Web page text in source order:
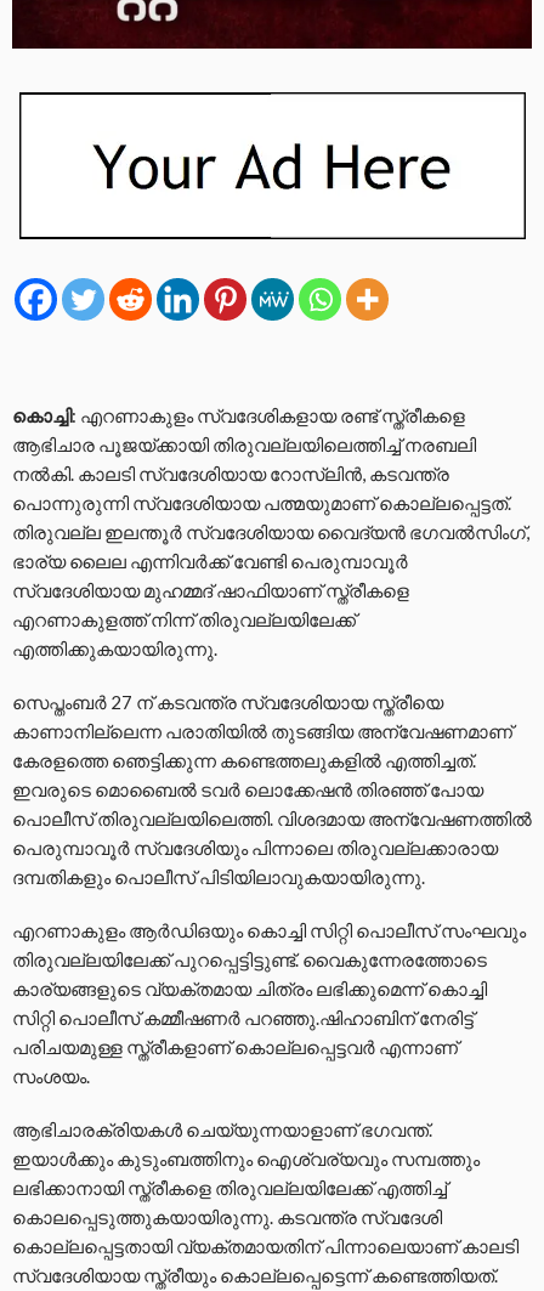
കൊച്ചി: എറണാകുളം സ്വദേശികളായ രണ്ട് സ്ത്രീകളെ
ആഭിചാര പൂജയ്ക്കായി തിരുവല്ലയിലെത്തിച്ച് നരബലി
നൽകി. കാലടി സ്വദേശിയായ റോസ്‌ലിൻ, കടവന്ത്ര
പൊന്നുരുന്നി സ്വദേശിയായ പത്മയുമാണ് കൊല്ലപ്പെട്ടത്.
തിരുവല്ല ഇലന്തൂർ സ്വദേശിയായ വൈദ്യൻ ഭഗവൽസിംഗ്,
ഭാര്യ ലൈല എന്നിവർക്ക് വേണ്ടി പെരുമ്പാവൂർ
സ്വദേശിയായ മുഹമ്മദ് ഷാഫിയാണ് സ്ത്രീകളെ
എറണാകുളത്ത് നിന്ന് തിരുവല്ലയിലേക്ക്
എത്തിക്കുകയായിരുന്നു.
സെപ്തംബർ 27 ന് കടവന്ത്ര സ്വദേശിയായ സ്ത്രീയെ
കാണാനില്ലെന്ന പരാതിയിൽ തുടങ്ങിയ അന്വേഷണമാണ്
കേരളത്തെ ഞെട്ടിക്കുന്ന കണ്ടെത്തലുകളിൽ എത്തിച്ചത്.
ഇവരുടെ മൊബൈൽ ടവർ ലൊക്കേഷൻ തിരഞ്ഞ് പോയ
പൊലീസ് തിരുവല്ലയിലെത്തി. വിശദമായ അന്വേഷണത്തിൽ
പെരുമ്പാവൂർ സ്വദേശിയും പിന്നാലെ തിരുവല്ലക്കാരായ
ദമ്പതികളും പൊലീസ് പിടിയിലാവുകയായിരുന്നു.
എറണാകുളം ആർഡിഒയും കൊച്ചി സിറ്റി പൊലീസ് സംഘവും
തിരുവല്ലയിലേക്ക് പുറപ്പെട്ടിട്ടുണ്ട്. വൈകുന്നേരത്തോടെ
കാര്യങ്ങളുടെ വ്യക്തമായ ചിത്രം ലഭിക്കുമെന്ന് കൊച്ചി
സിറ്റി പൊലീസ് കമ്മീഷണർ പറഞ്ഞു.ഷിഹാബിന് നേരിട്ട്
പരിചയമുള്ള സ്ത്രീകളാണ് കൊല്ലപ്പെട്ടവർ എന്നാണ്
സംശയം.
ആഭിചാരക്രിയകൾ ചെയ്യുന്നയാളാണ് ഭഗവന്ത്.
ഇയാൾക്കും കുടുംബത്തിനും ഐശ്വര്യവും സമ്പത്തും
ലഭിക്കാനായി സ്ത്രീകളെ തിരുവല്ലയിലേക്ക് എത്തിച്ച്
കൊലപ്പെടുത്തുകയായിരുന്നു. കടവന്ത്ര സ്വദേശി
കൊല്ലപ്പെട്ടതായി വ്യക്തമായതിന് പിന്നാലെയാണ് കാലടി
സ്വദേശിയായ സ്ത്രീയും കൊല്ലപ്പെട്ടെന്ന് കണ്ടെത്തിയത്.